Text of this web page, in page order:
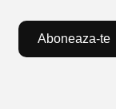
Aboneaza-te